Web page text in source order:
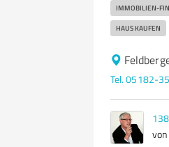
IMMOBILIEN-
HAUS KAUFEN
Tel. 05182-
138